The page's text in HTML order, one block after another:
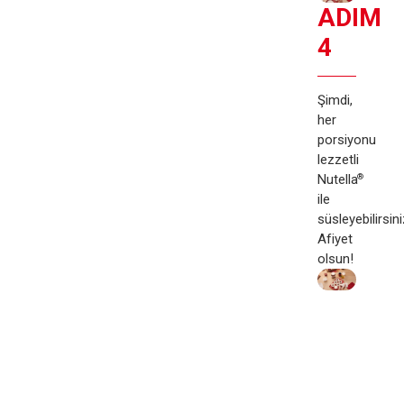
ADIM
4
Şimdi,
her
porsiyonu
lezzetli
Nutella®
ile
Afiyet
olsun!